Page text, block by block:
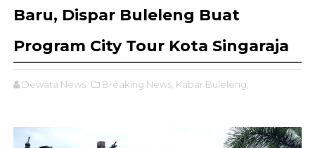
Baru, Dispar Buleleng Buat
Program City Tour Kota Singaraja
Dewata News Breaking News, Kabar Buleleng,